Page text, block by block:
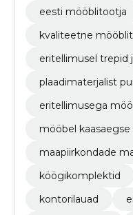
eesti mööblitootja
kvaliteetne
eritellimusel trepid
plaadimaterjalist
eritellimusega
mööbel
maapiirkondade
köögikomplektid
kontorilauad